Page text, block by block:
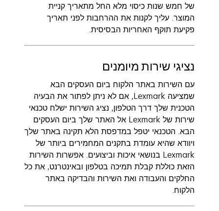
של חמש שנות כיסוי מלא החל מתאריך קניית
המוצר. עליך לקנות את ההרחבות לפני תאריך
פקיעת תוקף האחריות הבסיסית.
נציגי שירות מיומנים
עם השירות באתר הלקוח ביום העסקים הבא
שמציעה Lexmark, אם לא ניתן לפתור את הבעיה
הטכנית שלך דרך הטלפון, נציג השירות ישלח טכנאי
שירות של Lexmark אל האתר שלך ביום העסקים
הבא. הטכנאי יטפל במדפסת הלא תקינה באתר שלך
ויוודא שהיא עומדת בתקנים המחמירים ביותר של
Lexmark בנושאי איכות וביצועים. אפשרות השירות
הזאת כוללת קבלת תמיכה בטלפון ובאינטרנט, את כל
החלקים והעבודה ואת השירות והבדיקה באתר
הלקוח.